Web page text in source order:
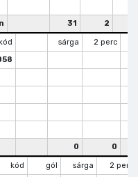
31 2
sárga 2 perc
0 0
kód gól sárga
2 perc